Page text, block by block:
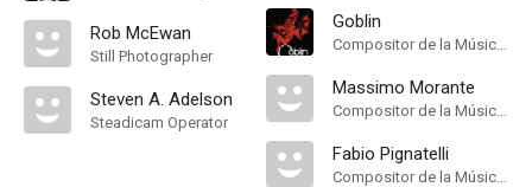
Rob McEwan
Still Photographer
Steven A. Adelson
Steadicam Operator
Goblin
Compositor de la Música Original
Massimo Morante
Compositor de la Música Original
Fabio Pignatelli
Compositor de la Música Original